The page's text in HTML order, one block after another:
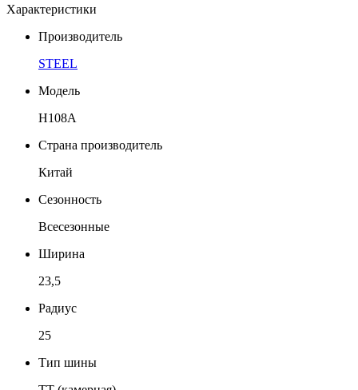
Характеристики
Производитель
STEEL
Модель
Н108А
Страна производитель
Китай
Сезонность
Всесезонные
Ширина
23,5
Радиус
25
Тип шины